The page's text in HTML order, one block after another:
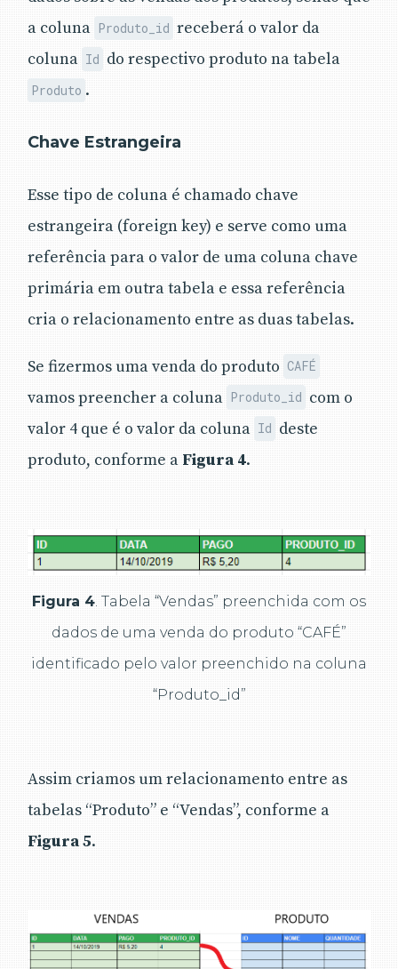
a coluna Produto_id receberá o valor da
coluna Id do respectivo produto na tabela
Produto .
Chave Estrangeira
Esse tipo de coluna é chamado chave
estrangeira (foreign key) e serve como uma
referência para o valor de uma coluna chave
primária em outra tabela e essa referência
cria o relacionamento entre as duas tabelas.
Se fizermos uma venda do produto CAFÉ
vamos preencher a coluna Produto_id com o
valor 4 que é o valor da coluna Id deste
produto, conforme a Figura 4.
Figura 4. Tabela “Vendas” preenchida com os
dados de uma venda do produto “CAFÉ”
identificado pelo valor preenchido na coluna
“Produto_id”
Assim criamos um relacionamento entre as
tabelas “Produto” e “Vendas”, conforme a
Figura 5.